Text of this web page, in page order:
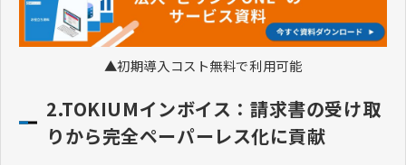
▲初期導入コスト無料で利用可能
2.TOKIUMインボイス：請求書の受け取
りから完全ペーパーレス化に貢献